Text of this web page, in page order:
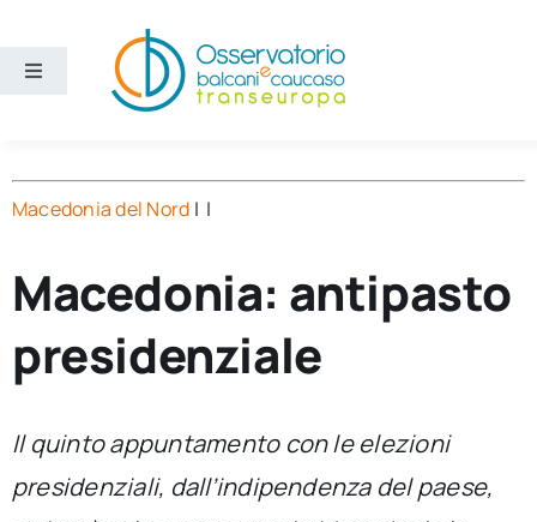
contenuto
Toggle
Temi
Ricerca e divulgazione
Sezioni
Chi siamo
Macedonia del Nord | |
Macedonia: antipasto
presidenziale
Il quinto appuntamento con le elezioni
presidenziali, dall’indipendenza del paese,